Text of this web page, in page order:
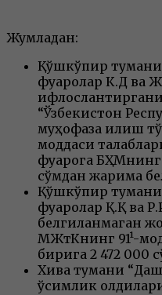
Жумладан:
Қўшкўпир тумани
фуқаролар К.Д ва
“Ўзбекистон
муҳофаза қилиш
моддаси
фуқарога
сўмдан жарима
Қўшкўпир тумани
фуқаролар Қ.Қ ва
белгиланмаган
МЖтКнинг 91¹-
бирига 2 472 000
Хива тумани
ўсимлик